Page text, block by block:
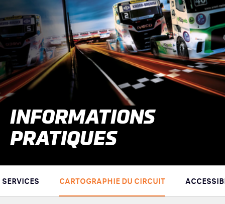
INFORMATIONS
PRATIQUES
SERVICES CARTOGRAPHIE DU CIRCUIT